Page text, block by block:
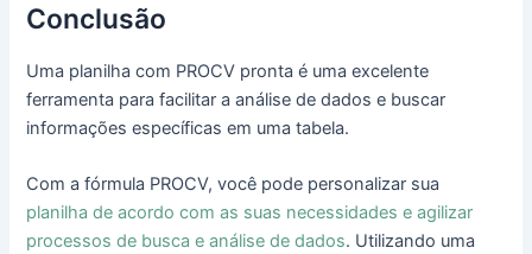
Conclusão
Uma planilha com PROCV pronta é uma excelente
ferramenta para facilitar a análise de dados e buscar
informações específicas em uma tabela.
Com a fórmula PROCV, você pode personalizar sua
planilha de acordo com as suas necessidades e agilizar
processos de busca e análise de dados. Utilizando uma